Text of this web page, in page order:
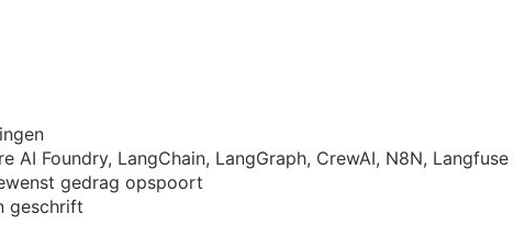
Foundry, LangChain, LangGraph, CrewAI, N8N, Langfuse
gedrag opspoort
geschrift